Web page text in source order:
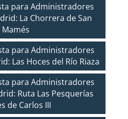
para Administradores
La Chorrera de San
Mamés
para Administradores
Las Hoces del Río Riaza
para Administradores
Ruta Las Pesquerías
de Carlos III